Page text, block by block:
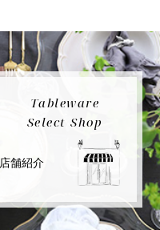
Tableware
Select Shop
店舗紹介